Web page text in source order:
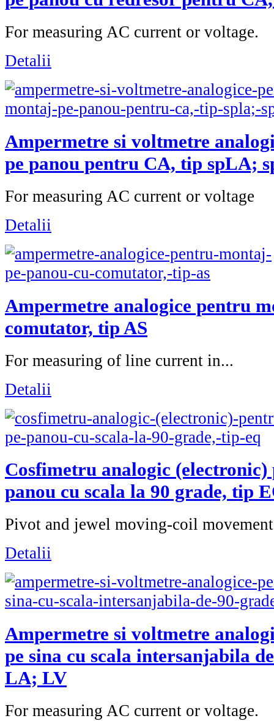
For measuring AC current or voltage.
Detalii
Ampermetre si voltmetre
pe panou pentru CA, tip spLA;
For measuring AC current or voltage
Detalii
Ampermetre analogice pentru
comutator, tip AS
For measuring of line current in...
Detalii
Cosfimetru analogic
panou cu scala la 90 grade, tip
Pivot and jewel moving-coil
Detalii
Ampermetre si voltmetre
pe sina cu scala intersanjabila
LA; LV
For measuring AC current or voltage.